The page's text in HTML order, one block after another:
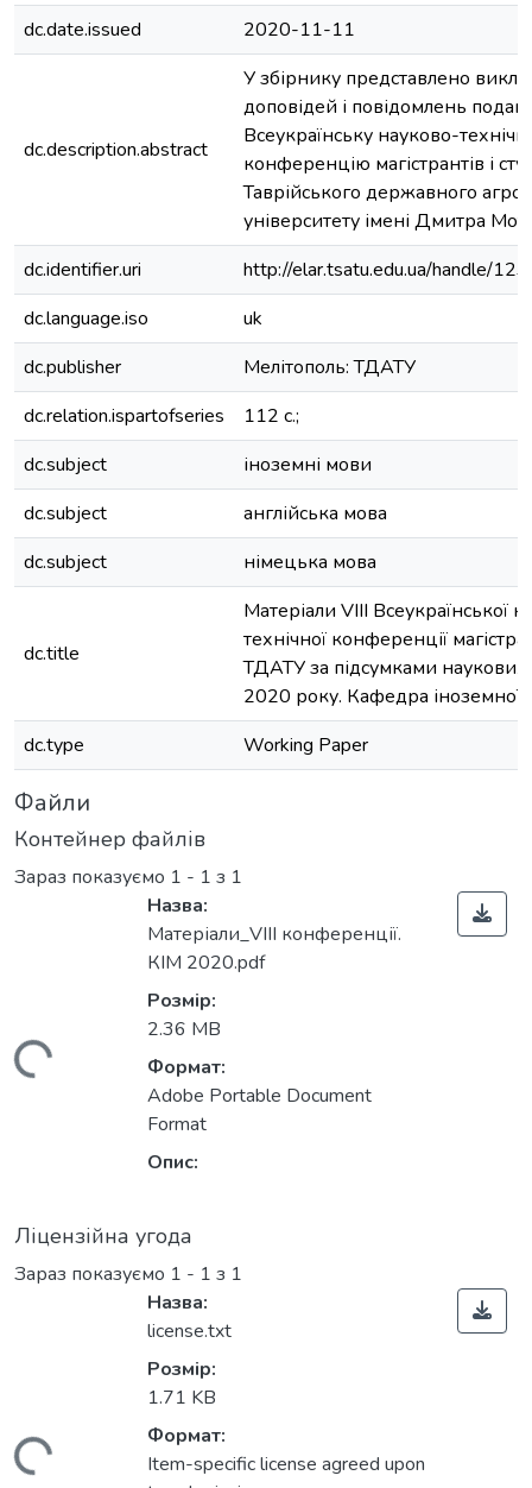
dc.date.issued
2020-11-11
dc.description.abstract
У збірнику представлено
доповідей і повідомлень
Всеукраїнську науково-
конференцію магістрантів і
Таврійського державного
університету імені Дмитра
dc.identifier.uri
http://elar.tsatu.edu.ua/handle/
dc.language.iso
uk
dc.publisher
Мелітополь: ТДАТУ
dc.relation.ispartofseries
112 с.;
dc.subject
іноземні мови
dc.subject
англійська мова
dc.subject
німецька мова
dc.title
Матеріали VIII Всеукраїнської
технічної конференції
ТДАТУ за підсумками
2020 року. Кафедра іноземної
dc.type
Working Paper
Файли
Контейнер файлів
Зараз показуємо 1 - 1 з 1
Вантажиться...
Назва:
Матеріали_VIII конференції.
КІМ 2020.pdf
Розмір:
2.36 MB
Формат:
Adobe Portable Document
Format
Опис:
Ліцензійна угода
Зараз показуємо 1 - 1 з 1
Назва:
license.txt
Розмір:
1.71 KB
Формат:
Item-specific license agreed upon